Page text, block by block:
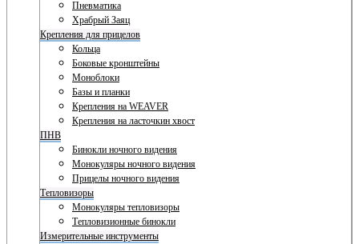
Пневматика
Храбрый Заяц
Крепления для прицелов
Кольца
Боковые кронштейны
Моноблоки
Базы и планки
Крепления на WEAVER
Крепления на ласточкин хвост
ПНВ
Бинокли ночного видения
Монокуляры ночного видения
Прицелы ночного видения
Тепловизоры
Монокуляры тепловизоры
Тепловизионные бинокли
Измерительные инструменты